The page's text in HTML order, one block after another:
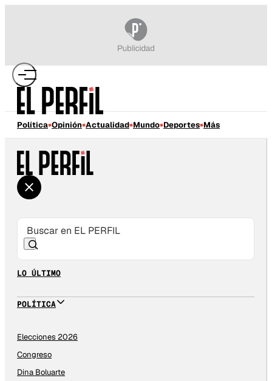
Política Opinión Actualidad Mundo Deportes Más
LO ÚLTIMO
POLÍTICA
Elecciones 2026
Congreso
Dina Boluarte